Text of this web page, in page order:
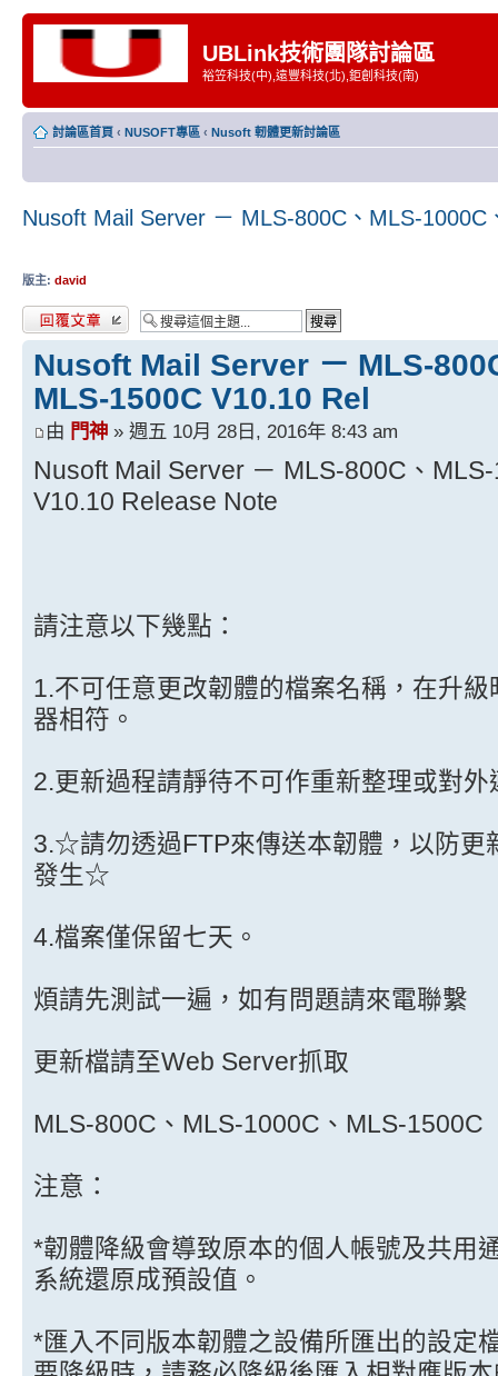
UBLink技術團隊討論區
裕笠科技(中),遠豐科技(北),鉅創科技(南)
討論區首頁 ‹ NUSOFT專區 ‹ Nusoft 軔體更新討論區
Nusoft Mail Server － MLS-800C、MLS-1000C
版主: david
發表回覆
Nusoft Mail Server － MLS-
MLS-1500C V10.10 Rel
由 門神 » 週五 10月 28日, 2016年 8:43 am
Nusoft Mail Server － MLS-800C、
V10.10 Release Note
請注意以下幾點：
1.不可任意更改韌體的檔案名稱，在升
器相符。
2.更新過程請靜待不可作重新整理或對外
3.☆請勿透過FTP來傳送本韌體，以防更
發生☆
4.檔案僅保留七天。
煩請先測試一遍，如有問題請來電聯繫
更新檔請至Web Server抓取
MLS-800C、MLS-1000C、MLS-1500C
注意：
*韌體降級會導致原本的個人帳號及共用
系統還原成預設值。
*匯入不同版本韌體之設備所匯出的設定